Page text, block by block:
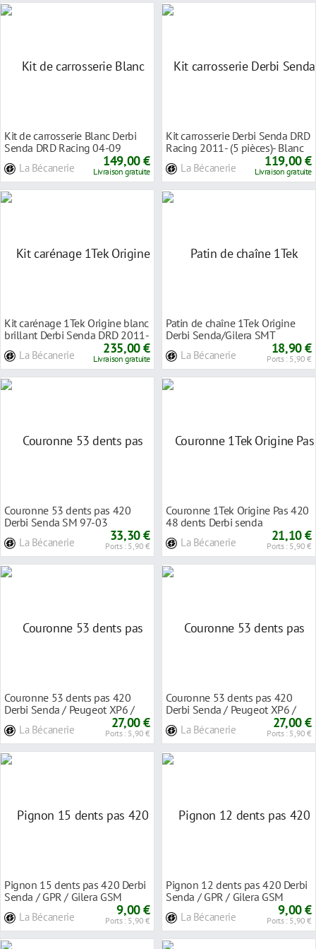
Kit de carrosserie Blanc Derbi
Senda DRD Racing 04-09
La Bécanerie 149,00 €
Livraison gratuite
Kit carrosserie Derbi Senda DRD
Racing 2011- (5 pièces)- Blanc
La Bécanerie 119,00 €
Livraison gratuite
Kit carénage 1Tek Origine blanc
brillant Derbi Senda DRD 2011-
La Bécanerie 235,00 €
Livraison gratuite
Patin de chaîne 1Tek Origine
Derbi Senda/Gilera SMT
La Bécanerie 18,90 €
Ports : 5,90 €
Couronne 53 dents pas 420
Derbi Senda SM 97-03
La Bécanerie 33,30 €
Ports : 5,90 €
Couronne 1Tek Origine Pas 420
48 dents Derbi senda
La Bécanerie 21,10 €
Ports : 5,90 €
Couronne 53 dents pas 420
Derbi Senda / Peugeot XP6 /
La Bécanerie 27,00 €
Ports : 5,90 €
Couronne 53 dents pas 420
Derbi Senda / Peugeot XP6 /
La Bécanerie 27,00 €
Ports : 5,90 €
Pignon 15 dents pas 420 Derbi
Senda / GPR / Gilera GSM
La Bécanerie 9,00 €
Ports : 5,90 €
Pignon 12 dents pas 420 Derbi
Senda / GPR / Gilera GSM
La Bécanerie 9,00 €
Ports : 5,90 €